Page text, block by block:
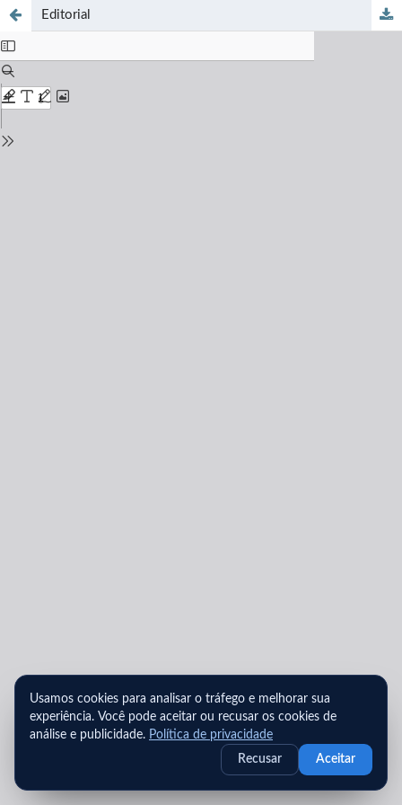
Editorial
Usamos cookies para analisar o tráfego e melhorar sua
experiência. Você pode aceitar ou recusar os cookies de
análise e publicidade. Política de privacidade
Recusar
Aceitar